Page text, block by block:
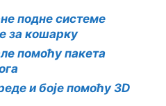
подне системе
за кошарку
помоћу пакета
и боје помоћу 3D